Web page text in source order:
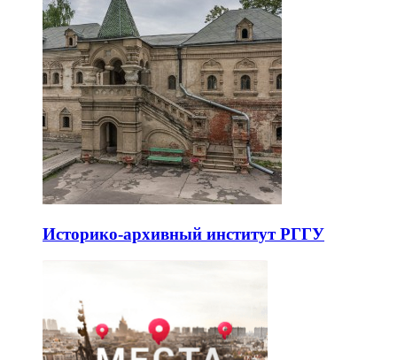
Историко-архивный институт РГГУ